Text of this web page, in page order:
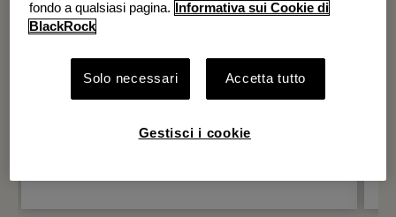
fondo a qualsiasi pagina.
Informativa sui Cookie di
BlackRock
Solo necessari Accetta tutto
Gestisci i cookie